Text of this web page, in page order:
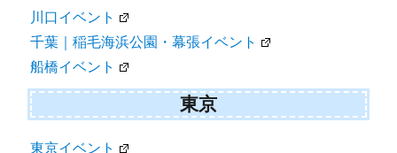
川口イベント
千葉｜稲毛海浜公園・幕張イベント
船橋イベント
東京
東京イベント